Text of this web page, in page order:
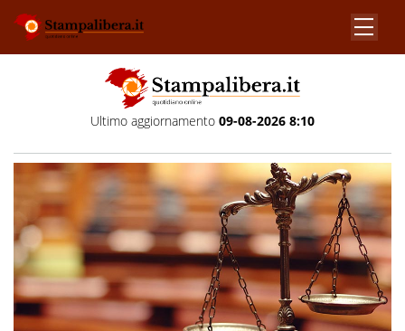
Ultimo aggiornamento 09-08-2026 8:10